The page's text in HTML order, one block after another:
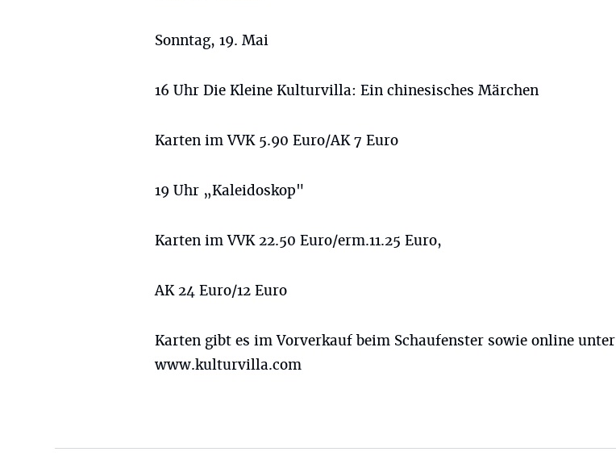
Sonntag, 19. Mai
16 Uhr Die Kleine Kulturvilla: Ein chinesisches Märchen
Karten im VVK 5.90 Euro/AK 7 Euro
19 Uhr „Kaleidoskop"
Karten im VVK 22.50 Euro/erm.11.25 Euro,
AK 24 Euro/12 Euro
Karten gibt es im Vorverkauf beim Schaufenster sowie online unter
www.kulturvilla.com